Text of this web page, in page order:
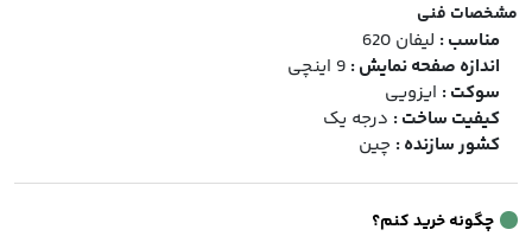
مشخصات فنی
مناسب : لیفان 620
اندازه صفحه نمایش : 9 اینچی
سوکت : ایزویی
کیفیت ساخت : درجه یک
کشور سازنده : چین
چگونه خرید کنم؟